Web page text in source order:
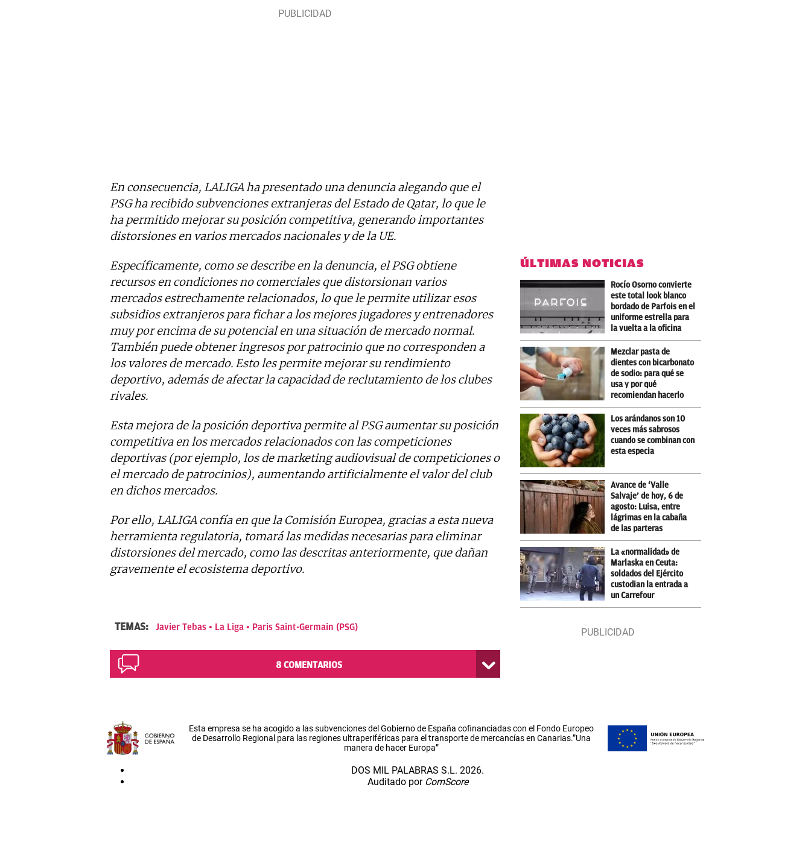
En consecuencia, LALIGA ha presentado una denuncia alegando que el
PSG ha recibido subvenciones extranjeras del Estado de Qatar, lo que le
ha permitido mejorar su posición competitiva, generando importantes
distorsiones en varios mercados nacionales y de la UE.
Específicamente, como se describe en la denuncia, el PSG obtiene
recursos en condiciones no comerciales que distorsionan varios
mercados estrechamente relacionados, lo que le permite utilizar esos
subsidios extranjeros para fichar a los mejores jugadores y entrenadores
muy por encima de su potencial en una situación de mercado normal.
También puede obtener ingresos por patrocinio que no corresponden a
los valores de mercado. Esto les permite mejorar su rendimiento
deportivo, además de afectar la capacidad de reclutamiento de los clubes
rivales.
Esta mejora de la posición deportiva permite al PSG aumentar su posición
competitiva en los mercados relacionados con las competiciones
deportivas (por ejemplo, los de marketing audiovisual de competiciones o
el mercado de patrocinios), aumentando artificialmente el valor del club
en dichos mercados.
Por ello, LALIGA confía en que la Comisión Europea, gracias a esta nueva
herramienta regulatoria, tomará las medidas necesarias para eliminar
distorsiones del mercado, como las descritas anteriormente, que dañan
gravemente el ecosistema deportivo.
TEMAS: Javier Tebas La Liga Paris Saint-Germain (PSG)
8 COMENTARIOS
ÚLTIMAS NOTICIAS
Rocío Osorno convierte
este total look blanco
bordado de Parfois en el
uniforme estrella para
la vuelta a la oficina
Mezclar pasta de
dientes con bicarbonato
de sodio: para qué se
usa y por qué
recomiendan hacerlo
Los arándanos son 10
veces más sabrosos
cuando se combinan con
esta especia
Avance de ‘Valle
Salvaje’ de hoy, 6 de
agosto: Luisa, entre
lágrimas en la cabaña
de las parteras
La «normalidad» de
Marlaska en Ceuta:
soldados del Ejército
custodian la entrada a
un Carrefour
Esta empresa se ha acogido a las subvenciones del Gobierno de España cofinanciadas con el Fondo Europeo
de Desarrollo Regional para las regiones ultraperiféricas para el transporte de mercancías en Canarias.”Una
manera de hacer Europa”
DOS MIL PALABRAS S.L. 2026.
Auditado por ComScore